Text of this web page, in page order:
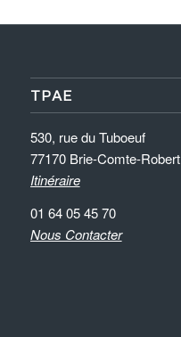
TPAE
530, rue du Tuboeuf
77170 Brie-Comte-Robert
Itinéraire
01 64 05 45 70
Nous Contacter